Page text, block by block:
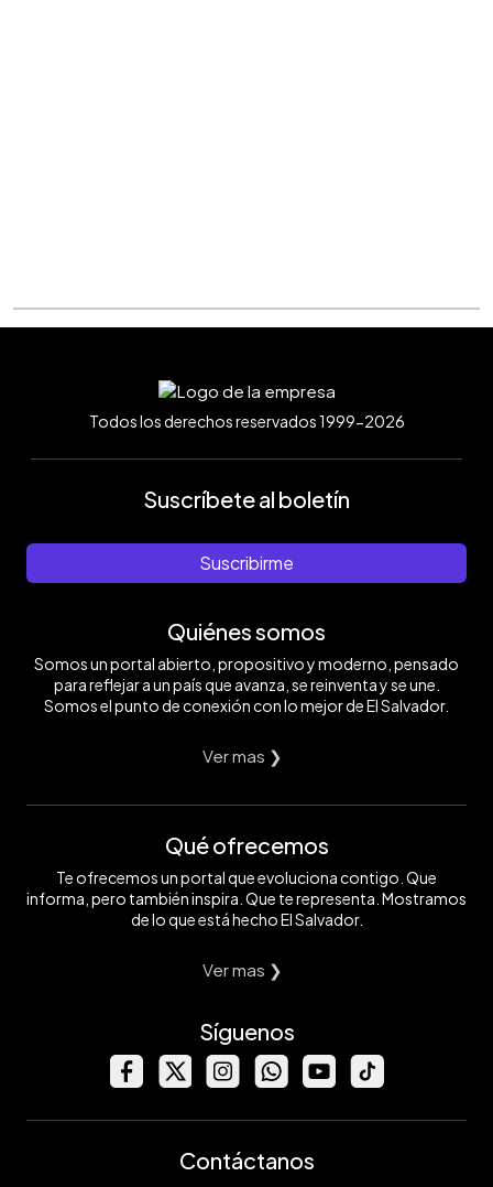
Todos los derechos reservados 1999-2026
Suscríbete al boletín
Suscribirme
Quiénes somos
Somos un portal abierto, propositivo y moderno, pensado
para reflejar a un país que avanza, se reinventa y se une.
Somos el punto de conexión con lo mejor de El Salvador.
Ver mas ❯
Qué ofrecemos
Te ofrecemos un portal que evoluciona contigo. Que
informa, pero también inspira. Que te representa. Mostramos
de lo que está hecho El Salvador.
Ver mas ❯
Síguenos
Contáctanos